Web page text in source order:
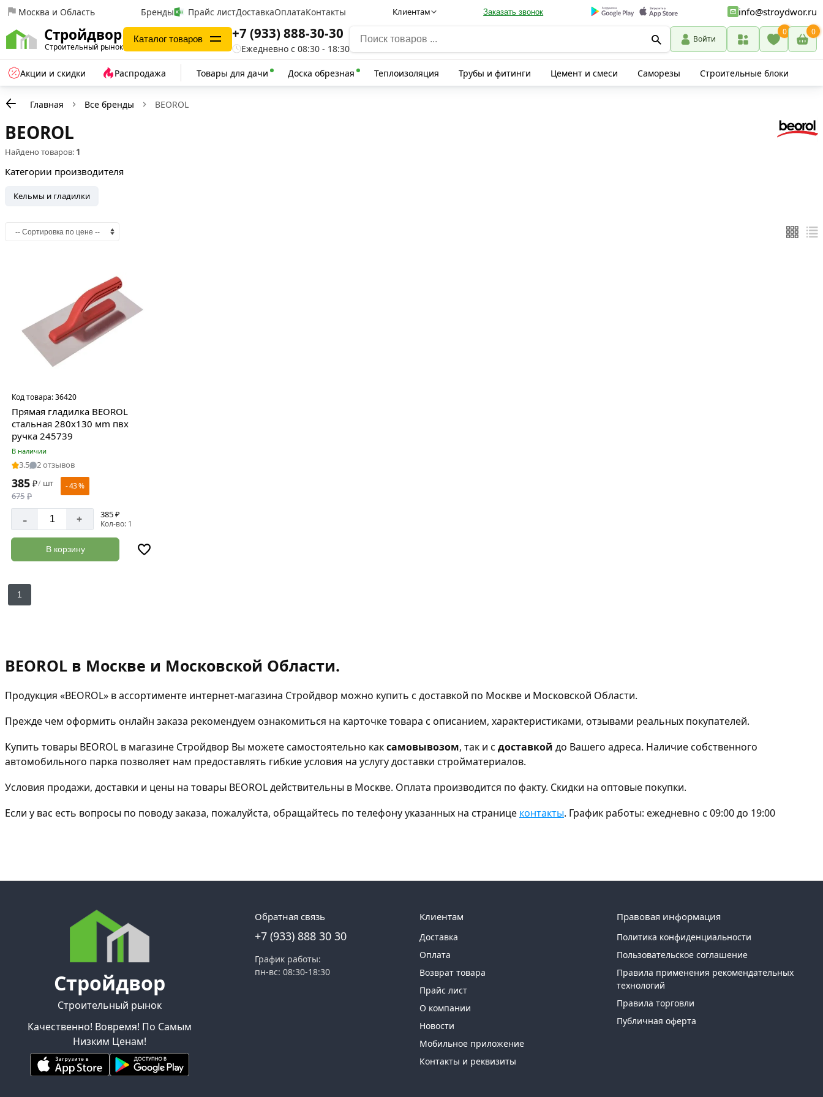
Москва и Область Бренды Прайс листДоставкаОплатаКонтакты Клиентам Заказать звонок info@stroydwor.ru
Стройдвор
Строительный рынок
Каталог товаров +7 (933) 888-30-30
Ежедневно с 08:30 - 18:30
Войти
0 0
Акции и скидки Распродажа Товары для дачи Доска обрезная Теплоизоляция Трубы и фитинги Цемент и смеси Саморезы Строительные блоки
Главная Все бренды BEOROL
BEOROL
Найдено товаров: 1
Категории производителя
Кельмы и гладилки
Код товара:36420
Прямая гладилка BEOROL
стальная 280x130 мm пвх
ручка 245739
В наличии
3.5 2 отзывов
385 ₽/ шт
675 ₽
- 43 %
- + 385 ₽
Кол-во: 1
В корзину
1
BEOROL в Москве и Московской Области.
Продукция «BEOROL» в ассортименте интернет-магазина Стройдвор можно купить с доставкой по Москве и Московской Области.
Прежде чем оформить онлайн заказа рекомендуем ознакомиться на карточке товара с описанием, характеристиками, отзывами реальных покупателей.
Купить товары BEOROL в магазине Стройдвор Вы можете самостоятельно каксамовывозом, так и с доставкой до Вашего адреса. Наличие собственного
автомобильного парка позволяет нам предоставлять гибкие условия на услугу доставки стройматериалов.
Условия продажи, доставки и цены на товары BEOROL действительны в Москве. Оплата производится по факту. Скидки на оптовые покупки.
Если у вас есть вопросы по поводу заказа, пожалуйста, обращайтесь по телефону указанных на странице контакты. График работы: ежедневно с 09:00 до 19:00
Стройдвор
Строительный рынок
Качественно! Вовремя! По Самым
Низким Ценам!
Обратная связь
+7 (933) 888 30 30
График работы:
пн-вс: 08:30-18:30
Клиентам
Доставка
Оплата
Возврат товара
Прайс лист
О компании
Новости
Мобильное приложение
Контакты и реквизиты
Правовая информация
Политика конфиденциальности
Пользовательское соглашение
Правила применения рекомендательных
технологий
Правила торговли
Публичная оферта